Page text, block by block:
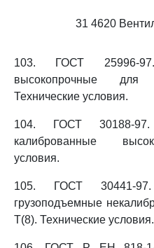
31 4620
103. ГОСТ 25996-
высокопрочные для
Технические условия.
104. ГОСТ 30188-97.
калиброванные
условия.
105. ГОСТ 30441-97.
грузоподъемные
Т(8). Технические условия.